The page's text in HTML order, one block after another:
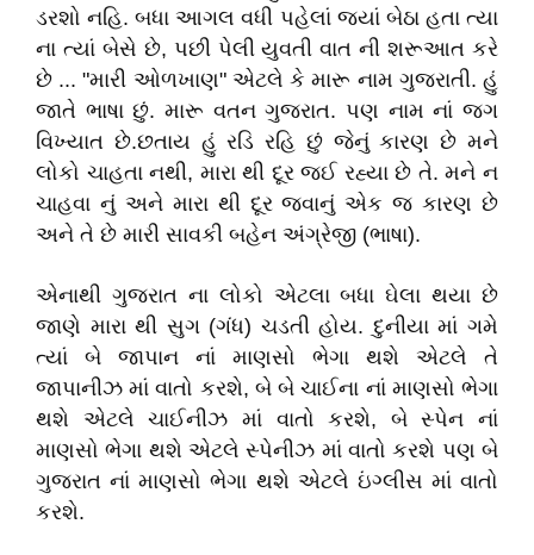
ડરશો નહિ. બધા આગલ વધી પહેલાં જ્યાં બેઠા હતા ત્યા
ના ત્યાં બેસે છે, પછી પેલી યુવતી વાત ની શરૂઆત કરે
છે ... "મારી ઓળખાણ" એટલે કે મારૂ નામ ગુજરાતી. હું
જાતે ભાષા છું. મારૂ વતન ગુજરાત. પણ નામ નાં જગ
વિખ્યાત છે.છતાય હું રડિ રહિ છું જેનું કારણ છે મને
લોકો ચાહતા નથી, મારા થી દૂર જઈ રહ્યા છે તે. મને ન
ચાહવા નું અને મારા થી દૂર જવાનું એક જ કારણ છે
અને તે છે મારી સાવકી બહેન અંગ્રેજી (ભાષા).
એનાથી ગુજરાત ના લોકો એટલા બધા ઘેલા થયા છે
જાણે મારા થી સુગ (ગંધ) ચડતી હોય. દુનીયા માં ગમે
ત્યાં બે જાપાન નાં માણસો ભેગા થશે એટલે તે
જાપાનીઝ માં વાતો કરશે, બે બે ચાઈના નાં માણસો ભેગા
થશે એટલે ચાઈનીઝ માં વાતો કરશે, બે સ્પેન નાં
માણસો ભેગા થશે એટલે સ્પેનીઝ માં વાતો કરશે પણ બે
ગુજરાત નાં માણસો ભેગા થશે એટલે ઇંગ્લીસ માં વાતો
કરશે.